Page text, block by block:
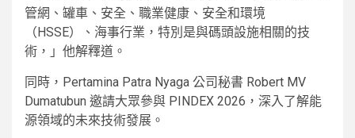
管網、罐車、安全、職業健康、安全和環境
（HSSE）、海事行業，特別是與碼頭設施相關的技
術，」他解釋道。
同時，Pertamina Patra Nyaga 公司秘書 Robert MV
Dumatubun 邀請大眾參與 PINDEX 2026，深入了解能
源領域的未來技術發展。